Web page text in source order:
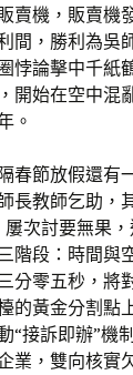
賣機，販賣機
間，勝利為吳
悖論擊中千紙
開始在空中混
。
春節放假還有
長教師乞助，
屢次討要無果
階段：時間與
分零五秒，將
的黃金分割點
“接訴即辦”機
業，雙向核實